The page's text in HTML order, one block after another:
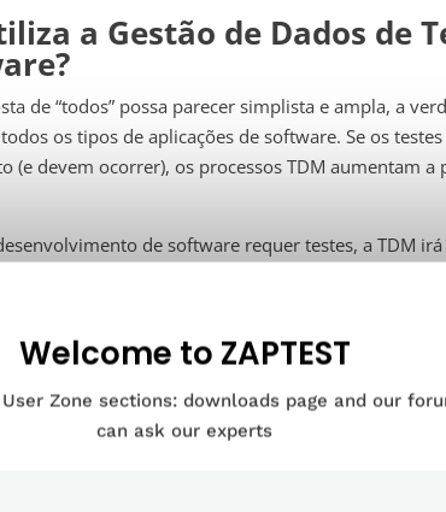
a Gestão de Dados de
de “todos” possa parecer simplista e ampla, a
os tipos de aplicações de software. Se os
(e devem ocorrer), os processos TDM aumentam
de software requer testes, a TDM
Welcome to ZAPTEST
Zone sections: downloads page and our
can ask our experts